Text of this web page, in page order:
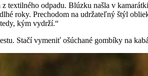
odpadu. Blúzku našla v
roky. Prechodom na udržateľný štýl
kým vydrží.“
Stačí vymeniť ošúchané gombíky na